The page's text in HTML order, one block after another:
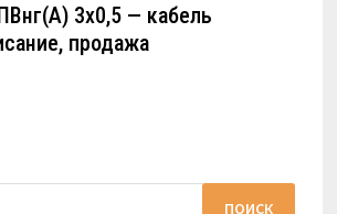
3х0,5 — кабель
продажа